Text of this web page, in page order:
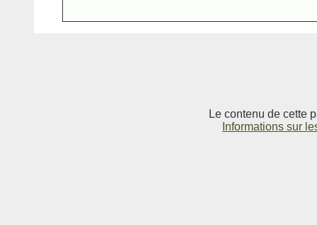
Le contenu de cette
Informations sur